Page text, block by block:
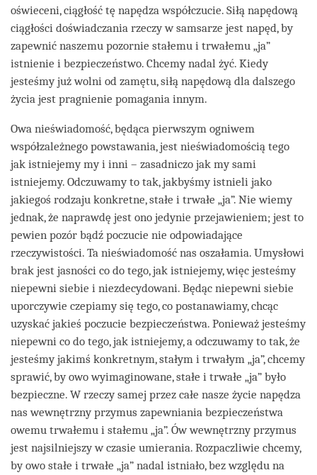
oświeceni, ciągłość tę napędza współczucie. Siłą napędową
ciągłości doświadczania rzeczy w samsarze jest napęd, by
zapewnić naszemu pozornie stałemu i trwałemu „ja”
istnienie i bezpieczeństwo. Chcemy nadal żyć. Kiedy
jesteśmy już wolni od zamętu, siłą napędową dla dalszego
życia jest pragnienie pomagania innym.
Owa nieświadomość, będąca pierwszym ogniwem
współzależnego powstawania, jest nieświadomością tego
jak istniejemy my i inni – zasadniczo jak my sami
istniejemy. Odczuwamy to tak, jakbyśmy istnieli jako
jakiegoś rodzaju konkretne, stałe i trwałe „ja”. Nie wiemy
jednak, że naprawdę jest ono jedynie przejawieniem; jest to
pewien pozór bądź poczucie nie odpowiadające
rzeczywistości. Ta nieświadomość nas oszałamia. Umysłowi
brak jest jasności co do tego, jak istniejemy, więc jesteśmy
niepewni siebie i niezdecydowani. Będąc niepewni siebie
uporczywie czepiamy się tego, co postanawiamy, chcąc
uzyskać jakieś poczucie bezpieczeństwa. Ponieważ jesteśmy
niepewni co do tego, jak istniejemy, a odczuwamy to tak, że
jesteśmy jakimś konkretnym, stałym i trwałym „ja”, chcemy
sprawić, by owo wyimaginowane, stałe i trwałe „ja” było
bezpieczne. W rzeczy samej przez całe nasze życie napędza
nas wewnętrzny przymus zapewniania bezpieczeństwa
owemu trwałemu i stałemu „ja”. Ów wewnętrzny przymus
jest najsilniejszy w czasie umierania. Rozpaczliwie chcemy,
by owo stałe i trwałe „ja” nadal istniało, bez względu na